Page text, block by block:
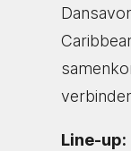
Line-up: